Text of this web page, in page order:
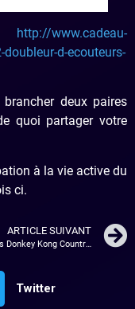
http://www.cadeau-
d-ecouteurs-
deux paires
quoi partager votre
à la vie active du
ci.
ARTICLE SUIVANT
Test et avis Donkey Kong Country Returns 3D
Twitter